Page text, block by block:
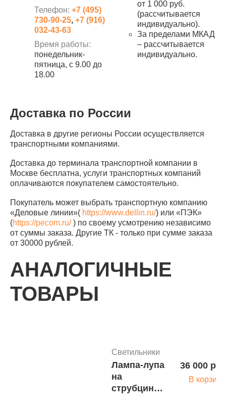
Телефон: +7 (495)
730-90-25, +7 (916)
032-43-63
Время работы:
понедельник-
пятница, с 9.00 до
18.00
от 1 000 руб.
(рассчитывается
индивидуально).
За пределами МКАД
– рассчитывается
индивидуально.
Доставка по России
Доставка в другие регионы России осуществляется
транспортными компаниями.
Доставка до терминала транспортной компании в
Москве бесплатна, услуги транспортных компаний
оплачиваются покупателем самостоятельно.
Покупатель может выбрать транспортную компанию
«Деловые линии»( https://www.dellin.ru/) или «ПЭК»
(https://pecom.ru/) по своему усмотрению независимо
от суммы заказа. Другие ТК - только при сумме заказа
от 30000 рублей.
АНАЛОГИЧНЫЕ
ТОВАРЫ
Светильники
Лампа-лупа
на
струбцине
36 000
В корзину